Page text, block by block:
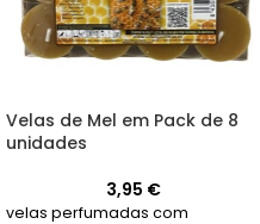
Velas de Mel em Pack de 8
unidades
3,95 €
velas perfumadas com